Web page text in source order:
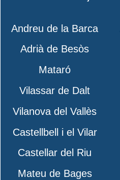
Andreu de la Barca
Adrià de Besòs
Mataró
Vilassar de Dalt
Vilanova del Vallès
Castellbell i el Vilar
Castellar del Riu
Mateu de Bages